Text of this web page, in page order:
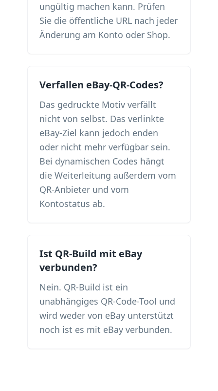
ungültig machen kann. Prüfen
Sie die öffentliche URL nach jeder
Änderung am Konto oder Shop.
Verfallen eBay-QR-Codes?
Das gedruckte Motiv verfällt
nicht von selbst. Das verlinkte
eBay-Ziel kann jedoch enden
oder nicht mehr verfügbar sein.
Bei dynamischen Codes hängt
die Weiterleitung außerdem vom
QR-Anbieter und vom
Kontostatus ab.
Ist QR-Build mit eBay
verbunden?
Nein. QR-Build ist ein
unabhängiges QR-Code-Tool und
wird weder von eBay unterstützt
noch ist es mit eBay verbunden.